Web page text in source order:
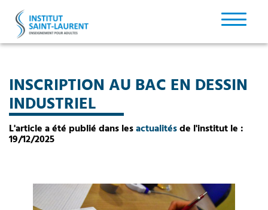
INSCRIPTION AU BAC EN DESSIN
INDUSTRIEL
L'article a été publié dans lesactualitésde l'institut le :
19/12/2025